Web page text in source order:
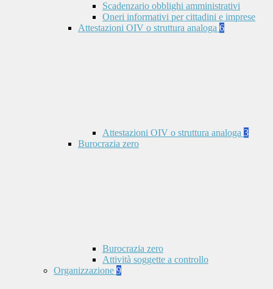
Scadenzario obblighi amministrativi
Oneri informativi per cittadini e imprese
Attestazioni OIV o struttura analoga 6
Attestazioni OIV o struttura analoga 3
Burocrazia zero
Burocrazia zero
Attività soggette a controllo
Organizzazione 9